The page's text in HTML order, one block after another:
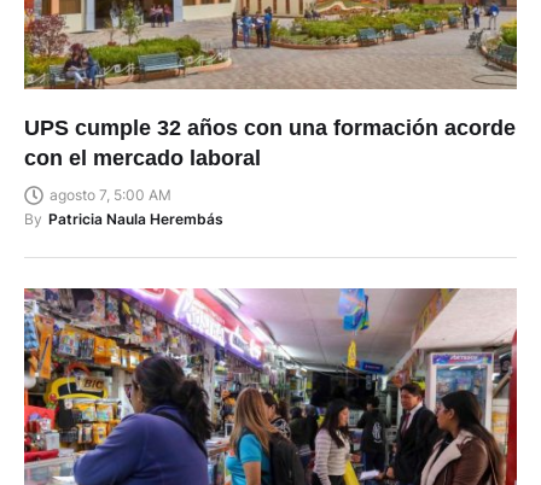
UPS cumple 32 años con una formación acorde
con el mercado laboral
agosto 7, 5:00 AM
By Patricia Naula Herembás